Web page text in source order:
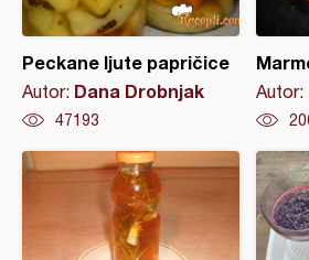
Peckane ljute papričice
Autor: Dana Drobnjak
47193
Autor: